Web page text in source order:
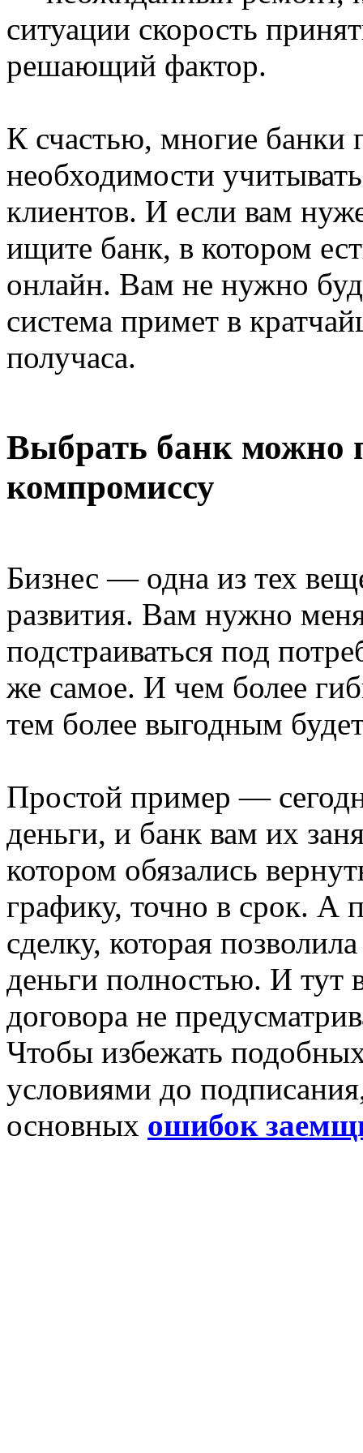
ситуации скорость
решающий фактор.
К счастью, многие
необходимости
клиентов. И если вам
ищите банк, в котором
онлайн. Вам не нужно
система примет в
получаса.
Выбрать банк можно
компромиссу
Бизнес — одна из тех
развития. Вам нужно
подстраиваться под
же самое. И чем более
тем более выгодным
Простой пример —
деньги, и банк вам их
котором обязались
графику, точно в срок. А
сделку, которая
деньги полностью. И тут
договора не
Чтобы избежать
условиями до
основных ошибок